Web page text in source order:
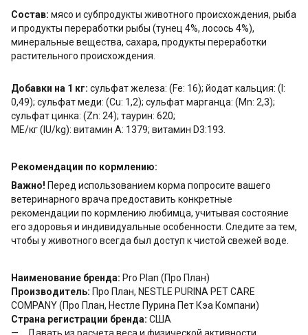
Состав: мясо и субпродукты животного происхождения, рыба
и продукты переработки рыбы (тунец 4%, лосось 4%),
минеральные вещества, сахара, продукты переработки
растительного происхождения.
Добавки на 1 кг: сульфат железа: (Fe: 16); йодат кальция: (I:
0,49); сульфат меди: (Cu: 1,2); сульфат марганца: (Mn: 2,3);
сульфат цинка: (Zn: 24); таурин: 620;
МЕ/кг (IU/kg): витамин А: 1379; витамин D3:193.
Рекомендации по кормлению:
Важно! Перед использованием корма попросите вашего
ветеринарного врача предоставить конкретные
рекомендации по кормлению любимца, учитывая состояние
его здоровья и индивидуальные особенности. Следите за тем,
чтобы у животного всегда был доступ к чистой свежей воде.
Наименование бренда: Pro Plan (Про План)
Производитель: Про План, NESTLE PURINA PET CARE
COMPANY (Про План, Нестле Пурина Пет Кэа Компани)
Страна регистрации бренда: США